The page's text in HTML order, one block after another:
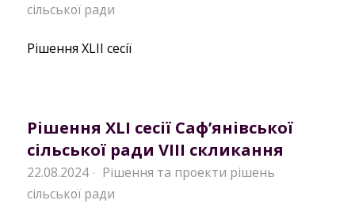
сільської ради
Рішення XLII сесії
Рішення XLI сесії Саф’янівської
сільської ради VIII скликання
22.08.2024 · Рішення та проекти рішень
сільської ради